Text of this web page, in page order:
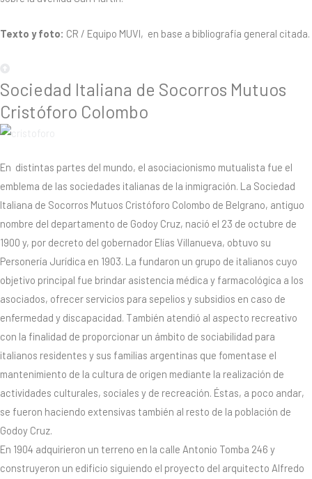
Texto y foto: CR / Equipo MUVI, en base a bibliografía general citada.
Sociedad Italiana de Socorros Mutuos
Cristóforo Colombo
En distintas partes del mundo, el asociacionismo mutualista fue el
emblema de las sociedades italianas de la inmigración. La Sociedad
Italiana de Socorros Mutuos Cristóforo Colombo de Belgrano, antiguo
nombre del departamento de Godoy Cruz, nació el 23 de octubre de
1900 y, por decreto del gobernador Elías Villanueva, obtuvo su
Personería Jurídica en 1903. La fundaron un grupo de italianos cuyo
objetivo principal fue brindar asistencia médica y farmacológica a los
asociados, ofrecer servicios para sepelios y subsidios en caso de
enfermedad y discapacidad. También atendió al aspecto recreativo
con la finalidad de proporcionar un ámbito de sociabilidad para
italianos residentes y sus familias argentinas que fomentase el
mantenimiento de la cultura de origen mediante la realización de
actividades culturales, sociales y de recreación. Éstas, a poco andar,
se fueron haciendo extensivas también al resto de la población de
Godoy Cruz.
En 1904 adquirieron un terreno en la calle Antonio Tomba 246 y
construyeron un edificio siguiendo el proyecto del arquitecto Alfredo